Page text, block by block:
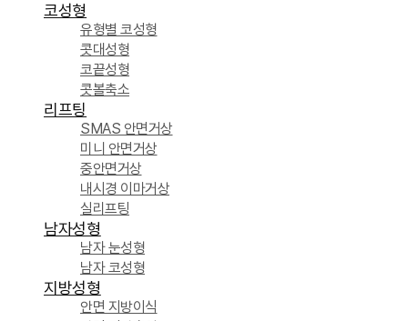
코성형
유형별 코성형
콧대성형
코끝성형
콧볼축소
리프팅
SMAS 안면거상
미니 안면거상
중안면거상
내시경 이마거상
실리프팅
남자성형
남자 눈성형
남자 코성형
지방성형
안면 지방이식